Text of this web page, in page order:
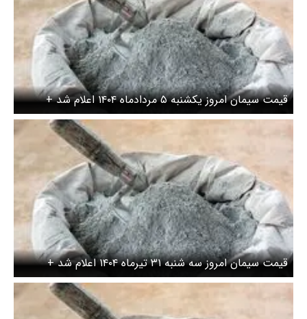
قیمت سیمان امروز یکشنبه ۵ مردادماه ۱۴۰۴ اعلام شد +
جدول
قیمت سیمان امروز سه شنبه ۳۱ تیرماه ۱۴۰۴ اعلام شد +
جدول / بازار عقب نشینی کرد